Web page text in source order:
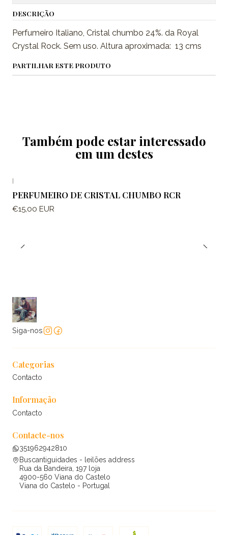
DESCRIÇÃO
Perfumeiro Italiano, Cristal chumbo 24%. da Royal
Crystal Rock. Sem uso. Altura aproximada: 13 cms
PARTILHAR ESTE PRODUTO
Também pode estar interessado
em um destes
|
PERFUMEIRO DE CRISTAL CHUMBO RCR
€15,00 EUR
Siga-nos
Categorias
Contacto
Informação
Contacto
Contacte-nos
351962942810
Buscantiguidades - leilões address
Rua da Bandeira, 197 loja
4900-560 Viana do Castelo
Viana do Castelo - Portugal